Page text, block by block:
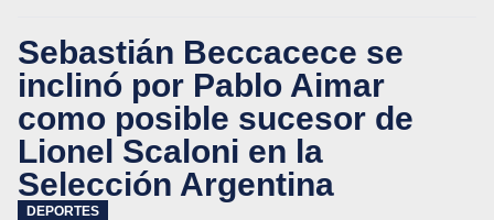
Sebastián Beccacece se
inclinó por Pablo Aimar
como posible sucesor de
Lionel Scaloni en la
Selección Argentina
DEPORTES